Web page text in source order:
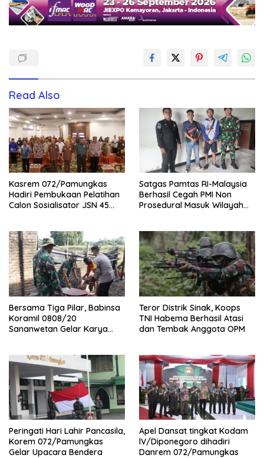
Read Also
Kasrem 072/Pamungkas
Hadiri Pembukaan Pelatihan
Calon Sosialisator JSN 45
Satgas Pamtas RI-Malaysia
Berhasil Cegah PMI Non
Prosedural Masuk Wilayah
Bersama Tiga Pilar, Babinsa
Koramil 0808/20
Sananwetan Gelar Karya
Teror Distrik Sinak, Koops
TNI Habema Berhasil Atasi
dan Tembak Anggota OPM
Peringati Hari Lahir Pancasila,
Korem 072/Pamungkas
Gelar Upacara Bendera
Apel Dansat tingkat Kodam
lV/Diponegoro dihadiri
Danrem 072/Pamungkas